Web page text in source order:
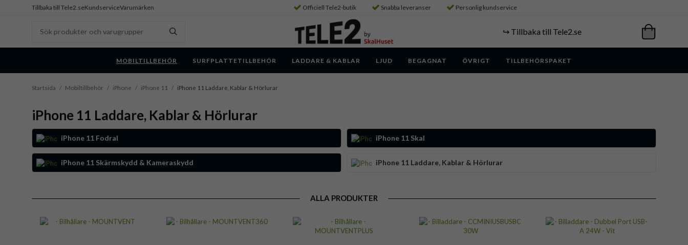
Tillbaka till Tele2.seKundserviceVarumärken Officiell Tele2-butik Snabba leveranser Personlig kundservice
↪️ Tillbaka till Tele2.se
MOBILTILLBEHÖR SURFPLATTETILLBEHÖR LADDARE & KABLAR LJUD BEGAGNAT ÖVRIGT TILLBEHÖRSPAKET
Startsida / Mobiltillbehör / iPhone / iPhone 11 / iPhone 11 Laddare, Kablar & Hörlurar
iPhone 11 Laddare, Kablar & Hörlurar
iPhone 11 Fodral iPhone 11 Skal
iPhone 11 Skärmskydd & Kameraskydd iPhone 11 Laddare, Kablar & Hörlurar
ALLA PRODUKTER